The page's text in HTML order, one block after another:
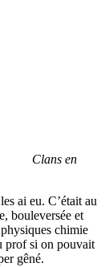
Clans en
ai eu. C’était au
bouleversée et
chimie
prof si on pouvait
gêné.